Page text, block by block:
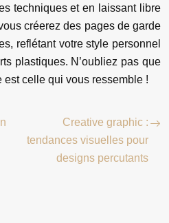
techniques et en laissant libre
créerez des pages de garde
reflétant votre style personnel
plastiques. N’oubliez pas que
est celle qui vous ressemble !
Creative graphic :
tendances visuelles pour
designs percutants